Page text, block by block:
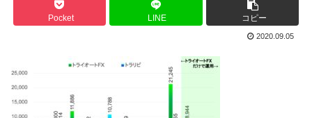
Pocket LINE コピー
2020.09.05